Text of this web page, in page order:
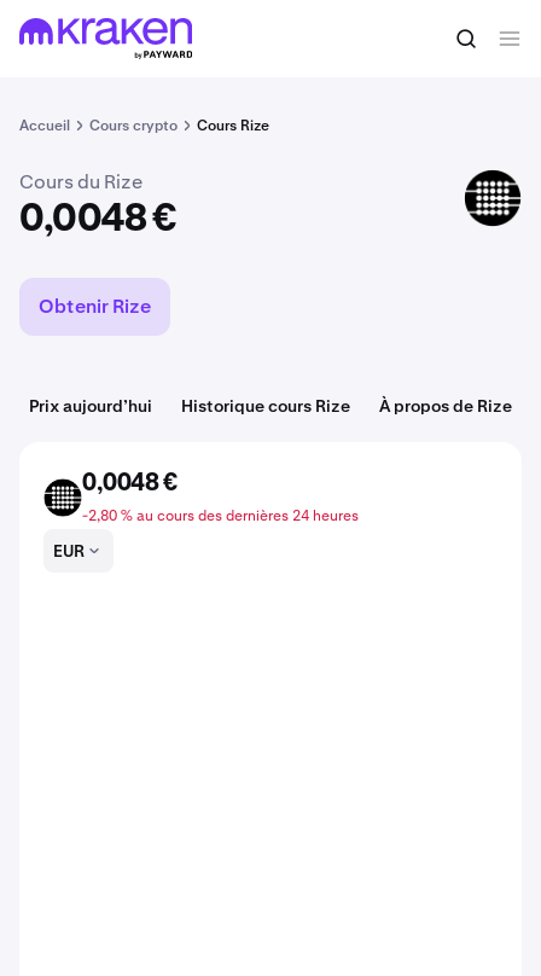
Accueil Cours crypto Cours Rize
0,0048 € Acheter du RIZE
Cours du Rize
0,0048 €
RIZE
Obtenir Rize
Prix aujourd’hui Historique cours Rize À propos de Rize
RIZE
0,0048 €
-2,80 % au cours des dernières 24 heures
EUR